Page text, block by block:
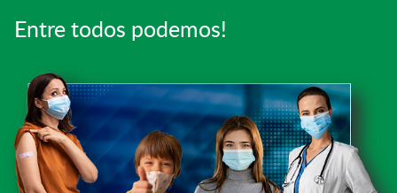
Entre todos podemos!